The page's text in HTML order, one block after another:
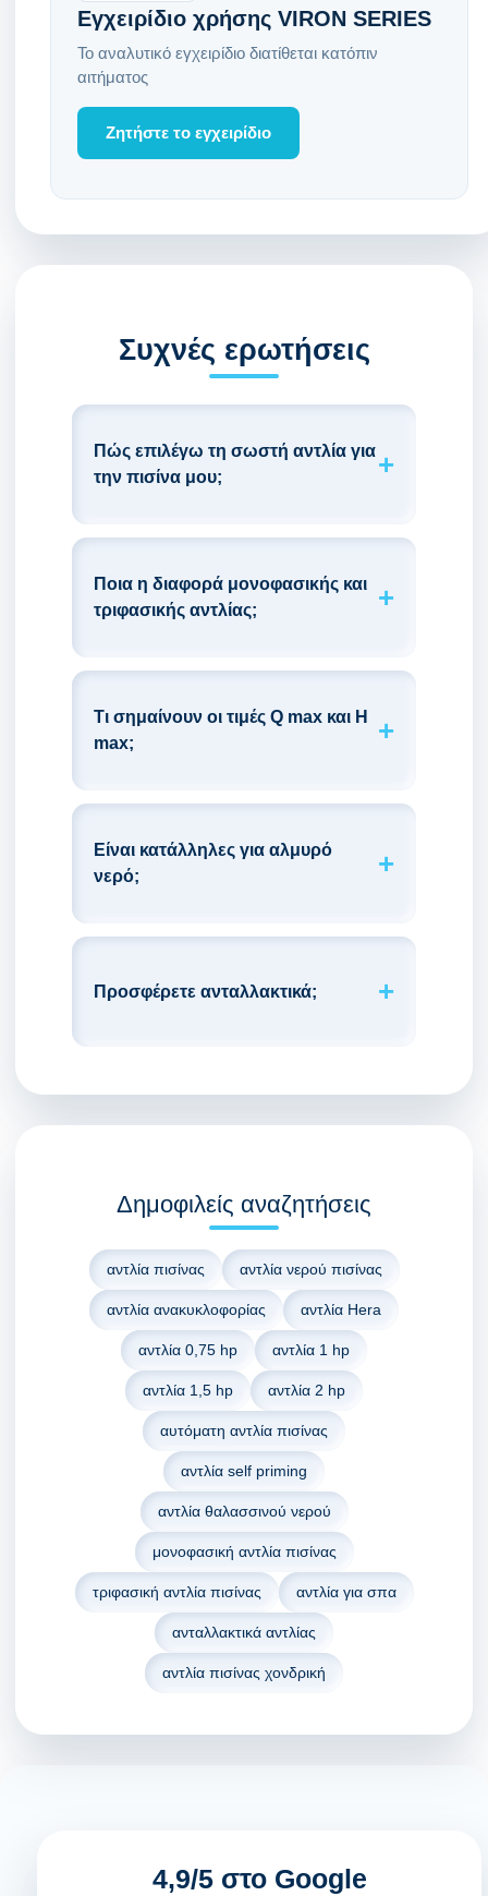
Εγχειρίδιο χρήσης VIRON SERIES
Το αναλυτικό εγχειρίδιο διατίθεται κατόπιν
αιτήματος
Ζητήστε το εγχειρίδιο
Συχνές ερωτήσεις
Πώς επιλέγω τη σωστή αντλία για
την πισίνα μου;
Ποια η διαφορά μονοφασικής και
τριφασικής αντλίας;
Τι σημαίνουν οι τιμές Q max και H
max;
Είναι κατάλληλες για αλμυρό
νερό;
Προσφέρετε ανταλλακτικά;
Δημοφιλείς αναζητήσεις
αντλία πισίνας αντλία νερού πισίνας
αντλία ανακυκλοφορίας αντλία Hera
αντλία 0,75 hp αντλία 1 hp
αντλία 1,5 hp αντλία 2 hp
αυτόματη αντλία πισίνας
αντλία self priming
αντλία θαλασσινού νερού
μονοφασική αντλία πισίνας
τριφασική αντλία πισίνας αντλία για σπα
ανταλλακτικά αντλίας
αντλία πισίνας χονδρική
4,9/5 στο Google